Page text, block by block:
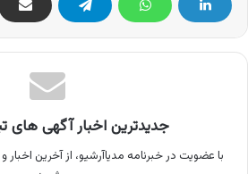
جدیدترین اخبار آگهی های
با عضویت در خبرنامه مدیاآرشیو، از آخرین اخبار